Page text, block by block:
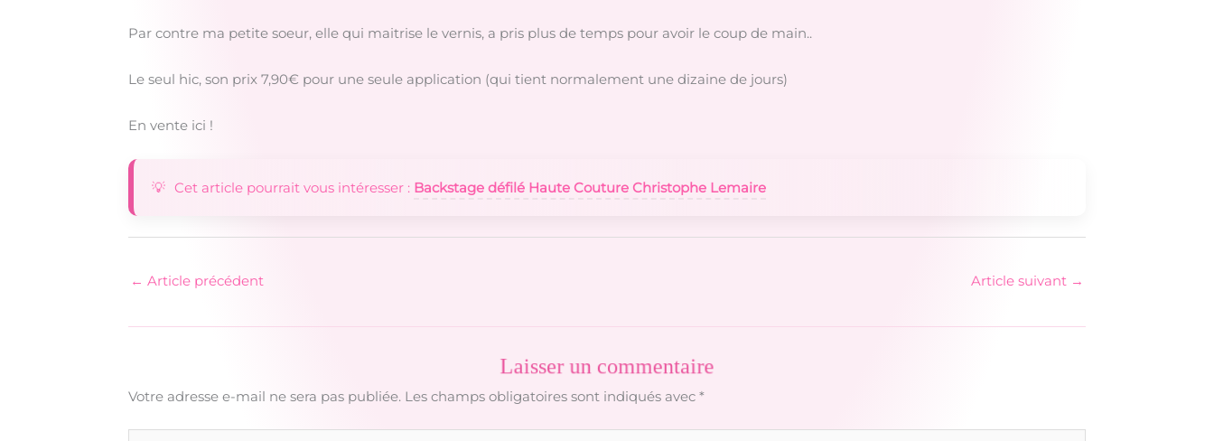
Par contre ma petite soeur, elle qui maitrise le vernis, a pris plus de temps pour avoir le coup de main..
Le seul hic, son prix 7,90€ pour une seule application (qui tient normalement une dizaine de jours)
En vente ici !
Cet article pourrait vous intéresser : Backstage défilé Haute Couture Christophe Lemaire
← Article précédent Article suivant →
Laisser un commentaire
Votre adresse e-mail ne sera pas publiée. Les champs obligatoires sont indiqués avec *